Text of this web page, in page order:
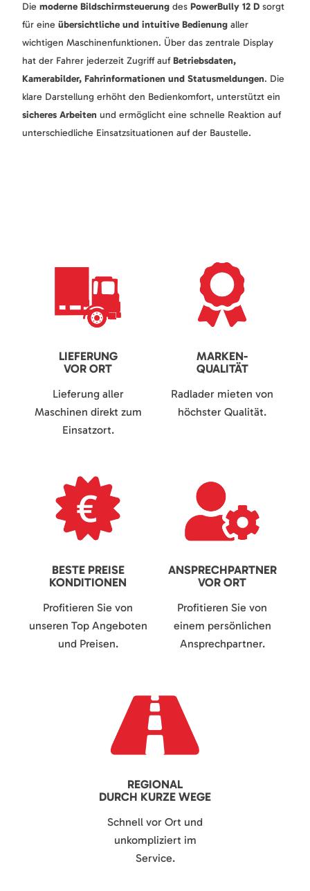
Die moderne Bildschirmsteuerung des PowerBully 12 D sorgt
für eine übersichtliche und intuitive Bedienung aller
wichtigen Maschinenfunktionen. Über das zentrale Display
hat der Fahrer jederzeit Zugriff aufBetriebsdaten,
Kamerabilder, Fahrinformationen und Statusmeldungen. Die
klare Darstellung erhöht den Bedienkomfort, unterstützt ein
sicheres Arbeiten und ermöglicht eine schnelle Reaktion auf
unterschiedliche Einsatzsituationen auf der Baustelle.
LIEFERUNG
VOR ORT
Lieferung aller
Maschinen direkt zum
Einsatzort.
MARKEN-
QUALITÄT
Radlader mieten von
höchster Qualität.
BESTE PREISE
KONDITIONEN
Profitieren Sie von
unseren Top Angeboten
und Preisen.
ANSPRECHPARTNER
VOR ORT
Profitieren Sie von
einem persönlichen
Ansprechpartner.
REGIONAL
DURCH KURZE WEGE
Schnell vor Ort und
unkompliziert im
Service.